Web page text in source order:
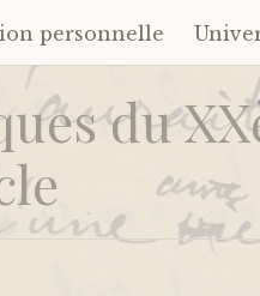
personnelle
du